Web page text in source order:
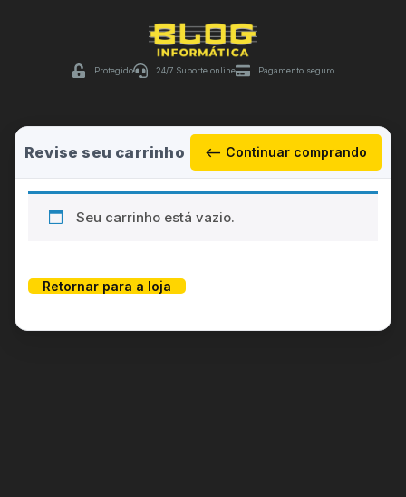
Protegido 24/7 Suporte online Pagamento seguro
Revise seu carrinho ⟵ Continuar comprando
Seu carrinho está vazio.
Retornar para a loja